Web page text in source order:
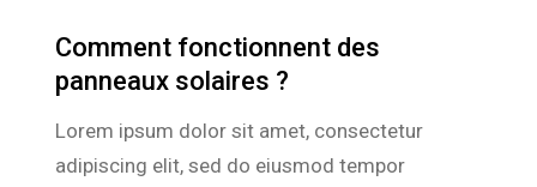
Comment fonctionnent des
panneaux solaires ?
Lorem ipsum dolor sit amet, consectetur
adipiscing elit, sed do eiusmod tempor